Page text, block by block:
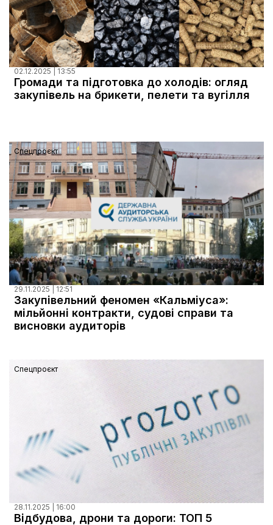
02.12.2025 | 13:55
Громади та підготовка до холодів: огляд
закупівель на брикети, пелети та вугілля
Спецпроєкт
29.11.2025 | 12:51
Закупівельний феномен «Кальміуса»:
мільйонні контракти, судові справи та
висновки аудиторів
Спецпроєкт
28.11.2025 | 16:00
Відбудова, дрони та дороги: ТОП 5